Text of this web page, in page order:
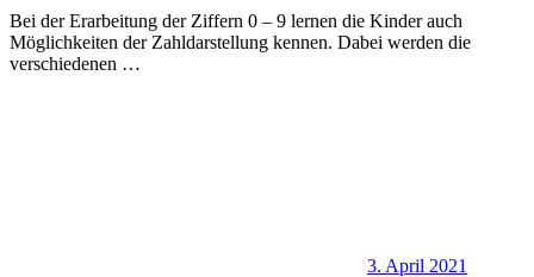
Bei der Erarbeitung der Ziffern 0 – 9 lernen die Kinder auch
Möglichkeiten der Zahldarstellung kennen. Dabei werden die
verschiedenen …
3. April 2021